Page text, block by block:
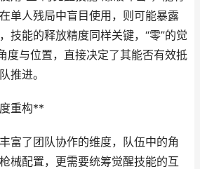
单人残局中盲目使用，则可能暴露
技能的释放精度同样关键，“零”的觉
度与位置，直接决定了其能否有效抵
推进。
重构**
富了团队协作的维度，队伍中的角
械配置，更需要统筹觉醒技能的互